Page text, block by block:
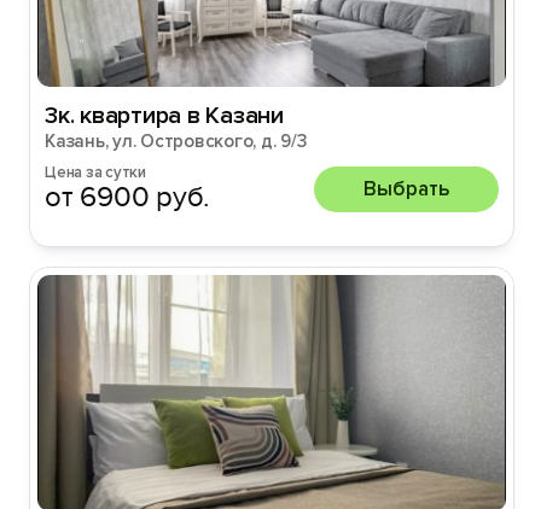
3к. квартира в Казани
Казань, ул. Островского, д. 9/3
Цена за сутки
от 6900 руб. Выбрать